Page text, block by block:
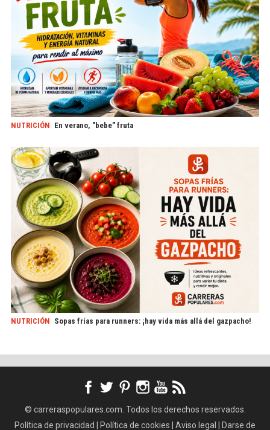
NUTRICIÓN En verano, "bebe" fruta
NUTRICIÓN Sopas frías para runners: ¡hay vida más allá del gazpacho!
© carreraspopulares.com. Todos los derechos reservados.
Política de privacidad
Política de cookies Aviso legal Darse de